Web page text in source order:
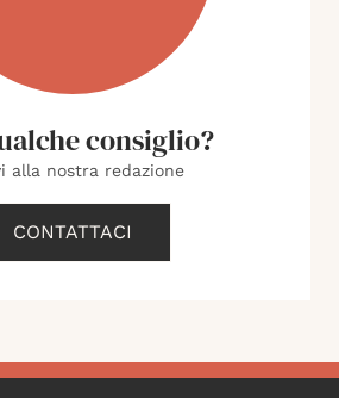
consiglio?
alla nostra redazione
CONTATTACI